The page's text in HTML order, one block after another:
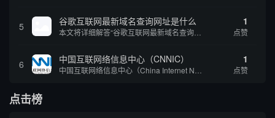
5 谷歌互联网最新域名查询网址是什么 1
点赞
6 中国互联网络信息中心（CNNIC） 1
点赞
点击榜